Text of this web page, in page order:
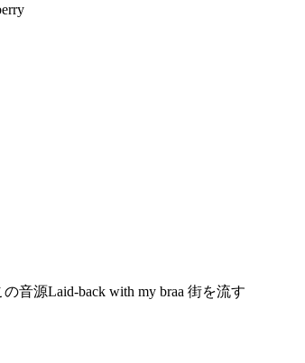
の音源Laid-back with my braa 街を流す